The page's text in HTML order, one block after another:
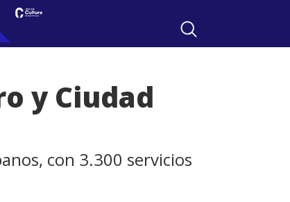
y Ciudad
con 3.300 servicios